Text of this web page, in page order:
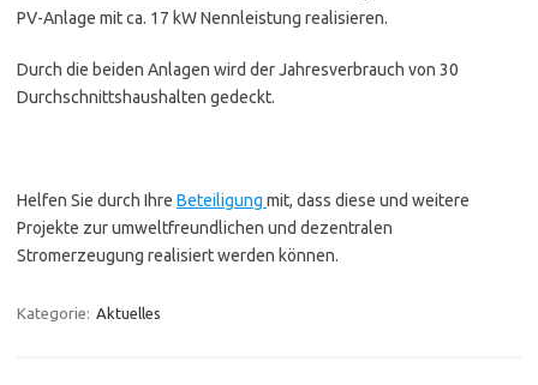
PV-Anlage mit ca. 17 kW Nennleistung realisieren.
Durch die beiden Anlagen wird der Jahresverbrauch von 30
Durchschnittshaushalten gedeckt.
Helfen Sie durch Ihre Beteiligung mit, dass diese und weitere
Projekte zur umweltfreundlichen und dezentralen
Stromerzeugung realisiert werden können.
Kategorie: Aktuelles